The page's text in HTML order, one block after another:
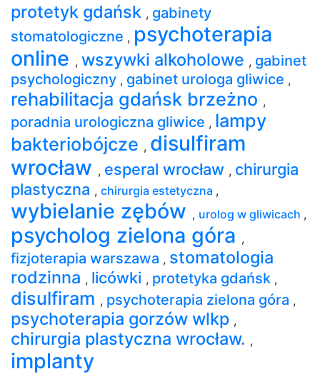
protetyk gdańsk , gabinety
stomatologiczne , psychoterapia
online , wszywki alkoholowe , gabinet
psychologiczny , gabinet urologa gliwice ,
rehabilitacja gdańsk brzeżno ,
poradnia urologiczna gliwice , lampy
bakteriobójcze , disulfiram
wrocław , esperal wrocław , chirurgia
plastyczna , chirurgia estetyczna ,
wybielanie zębów , urolog w gliwicach ,
psycholog zielona góra ,
fizjoterapia warszawa , stomatologia
rodzinna , licówki , protetyka gdańsk ,
disulfiram , psychoterapia zielona góra ,
psychoterapia gorzów wlkp ,
chirurgia plastyczna wrocław. ,
implanty